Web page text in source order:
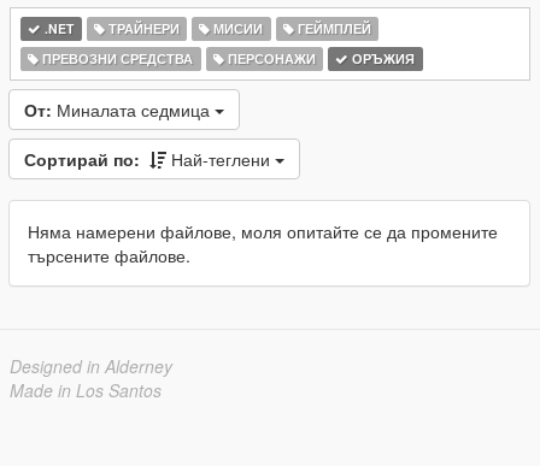
.NET ТРАЙНЕРИ МИСИИ
ГЕЙМПЛЕЙ
ПРЕВОЗНИ СРЕДСТВА
ПЕРСОНАЖИ ОРЪЖИЯ
От: Миналата седмица
Сортирай по: Най-теглени
Няма намерени файлове, моля опитайте се да промените
търсените файлове.
Designed in Alderney
Made in Los Santos